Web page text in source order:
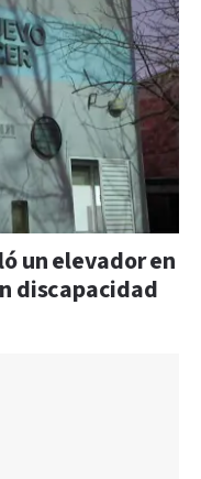
un elevador en
discapacidad